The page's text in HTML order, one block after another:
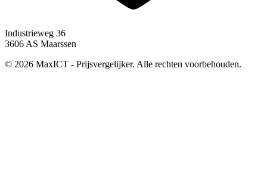
Industrieweg 36
3606 AS Maarssen
© 2026 MaxICT - Prijsvergelijker. Alle rechten voorbehouden.